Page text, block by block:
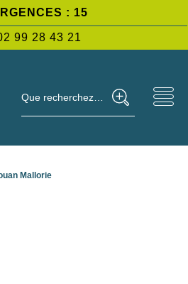
: 15
99 28 43 21
Que recherchez-vous ?
Mallorie